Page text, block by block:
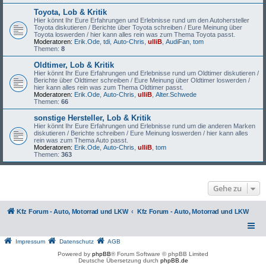
Toyota, Lob & Kritik
Hier könnt Ihr Eure Erfahrungen und Erlebnisse rund um den Autohersteller
Toyota diskutieren / Berichte über Toyota schreiben / Eure Meinung über
Toyota loswerden / hier kann alles rein was zum Thema Toyota passt.
Moderatoren: Erik.Ode tdi Auto-Chris ulliB AudiFan tom
Themen: 8
Oldtimer, Lob & Kritik
Hier könnt Ihr Eure Erfahrungen und Erlebnisse rund um Oldtimer diskutieren /
Berichte über Oldtimer schreiben / Eure Meinung über Oldtimer loswerden /
hier kann alles rein was zum Thema Oldtimer passt.
Moderatoren: Erik.Ode Auto-Chris ulliB Alter.Schwede
Themen: 66
sonstige Hersteller, Lob & Kritik
Hier könnt Ihr Eure Erfahrungen und Erlebnisse rund um die anderen Marken
diskutieren / Berichte schreiben / Eure Meinung loswerden / hier kann alles
rein was zum Thema Auto passt.
Moderatoren: Erik.Ode Auto-Chris ulliB tom
Themen: 363
Gehe zu
Kfz Forum - Auto, Motorrad und LKW Kfz Forum - Auto, Motorrad und LKW
Impressum Datenschutz
AGB
Powered by phpBB® Forum Software © phpBB Limited
Deutsche Übersetzung durch phpBB.de